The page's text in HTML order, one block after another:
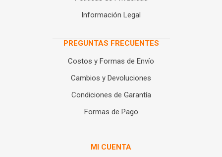
Información Legal
PREGUNTAS FRECUENTES
Costos y Formas de Envío
Cambios y Devoluciones
Condiciones de Garantía
Formas de Pago
MI CUENTA